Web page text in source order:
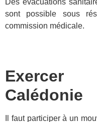
Des évacuations
sont possible sous
commission médicale.
Exercer
Calédonie
Il faut participer à un